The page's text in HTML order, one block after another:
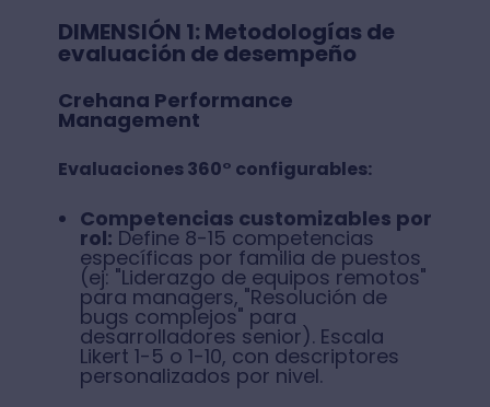
DIMENSIÓN 1: Metodologías de
evaluación de desempeño
Crehana Performance
Management
Evaluaciones 360° configurables:
Competencias customizables por
rol: Define 8-15 competencias
específicas por familia de puestos
(ej: "Liderazgo de equipos remotos"
para managers, "Resolución de
bugs complejos" para
desarrolladores senior). Escala
Likert 1-5 o 1-10, con descriptores
personalizados por nivel.